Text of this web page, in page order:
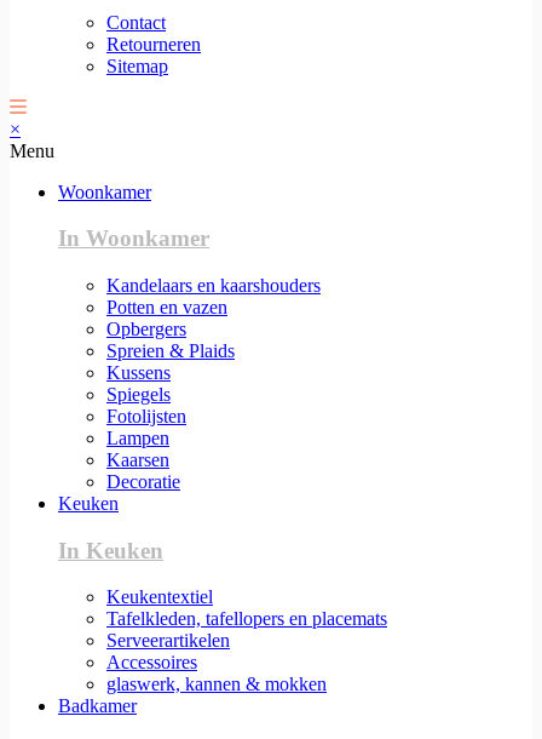
Contact
Retourneren
Sitemap
×
Menu
Woonkamer
In Woonkamer
Kandelaars en kaarshouders
Potten en vazen
Opbergers
Spreien & Plaids
Kussens
Spiegels
Fotolijsten
Lampen
Kaarsen
Decoratie
Keuken
In Keuken
Keukentextiel
Tafelkleden, tafellopers en placemats
Serveerartikelen
Accessoires
glaswerk, kannen & mokken
Badkamer